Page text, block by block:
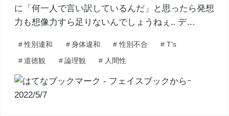
に「何一人で言い訳しているんだ」と思ったら発想
力も想像力すら足りないんでしょうねぇ‥ デ…
# 性別違和 # 身体違和 # 性別不合 # T’s
# 道徳観 # 論理観 # 人間性